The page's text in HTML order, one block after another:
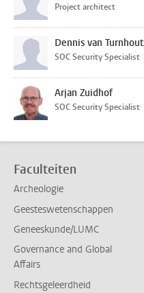
Project architect
Dennis van Turnhout
SOC Security Specialist
Arjan Zuidhof
SOC Security Specialist
Faculteiten
Archeologie
Geesteswetenschappen
Geneeskunde/LUMC
Governance and Global
Affairs
Rechtsgeleerdheid